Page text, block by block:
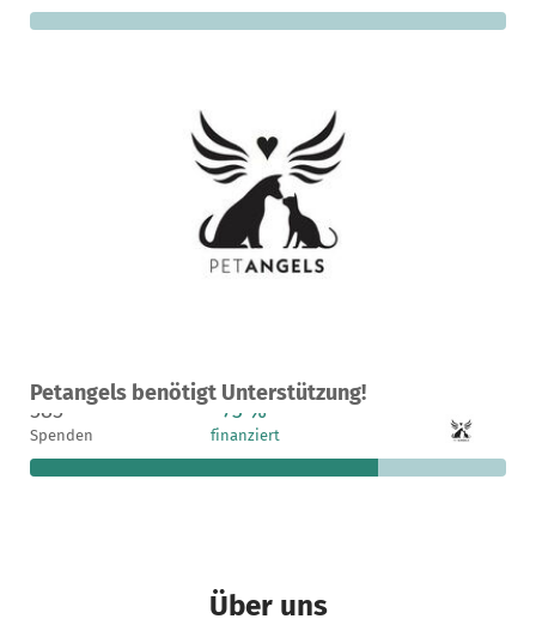
Petangels benötigt Unterstützung!
Ein Projekt in MALLORCA, Spanien
585
Spenden
73 %
finanziert fehlen noch
Über uns